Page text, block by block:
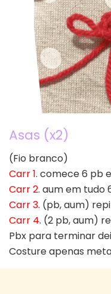
Asas (x2)
(Fio branco)
Carr 1. comece 6 pb
Carr 2. aum em tudo
Carr 3. (pb, aum)
Carr 4. (2 pb, aum)
Pbx para terminar
Costure apenas